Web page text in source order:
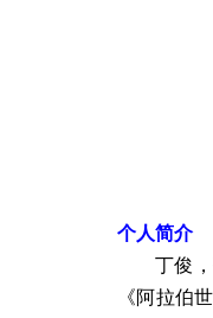
个人简介
丁俊
《阿拉伯